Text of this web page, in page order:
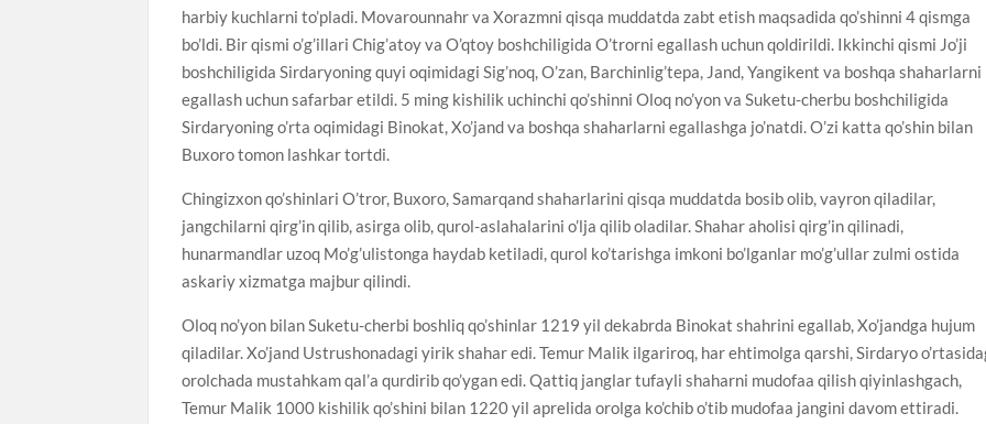
harbiy kuchlarni to’pladi. Movarounnahr va Xorazmni qisqa muddatda zabt etish maqsadida qo’shinni 4 qismga
bo’ldi. Bir qismi o’g’illari Chig’atoy va O’qtoy boshchiligida O’trorni egallash uchun qoldirildi. Ikkinchi qismi Jo’ji
boshchiligida Sirdaryoning quyi oqimidagi Sig’noq, O’zan, Barchinlig’tepa, Jand, Yangikent va boshqa shaharlarni
egallash uchun safarbar etildi. 5 ming kishilik uchinchi qo’shinni Oloq no’yon va Suketu-cherbu boshchiligida
Sirdaryoning o’rta oqimidagi Binokat, Xo’jand va boshqa shaharlarni egallashga jo’natdi. O’zi katta qo’shin bilan
Buxoro tomon lashkar tortdi.
Chingizxon qo’shinlari O’tror, Buxoro, Samarqand shaharlarini qisqa muddatda bosib olib, vayron qiladilar,
jangchilarni qirg’in qilib, asirga olib, qurol-aslahalarini o’lja qilib oladilar. Shahar aholisi qirg’in qilinadi,
hunarmandlar uzoq Mo’g’ulistonga haydab ketiladi, qurol ko’tarishga imkoni bo’lganlar mo’g’ullar zulmi ostida
askariy xizmatga majbur qilindi.
Oloq no’yon bilan Suketu-cherbi boshliq qo’shinlar 1219 yil dekabrda Binokat shahrini egallab, Xo’jandga hujum
qiladilar. Xo’jand Ustrushonadagi yirik shahar edi. Temur Malik ilgariroq, har ehtimolga qarshi, Sirdaryo
orolchada mustahkam qal’a qurdirib qo’ygan edi. Qattiq janglar tufayli shaharni mudofaa qilish qiyinlashgach,
Temur Malik 1000 kishilik qo’shini bilan 1220 yil aprelida orolga ko’chib o’tib mudofaa jangini davom ettiradi.